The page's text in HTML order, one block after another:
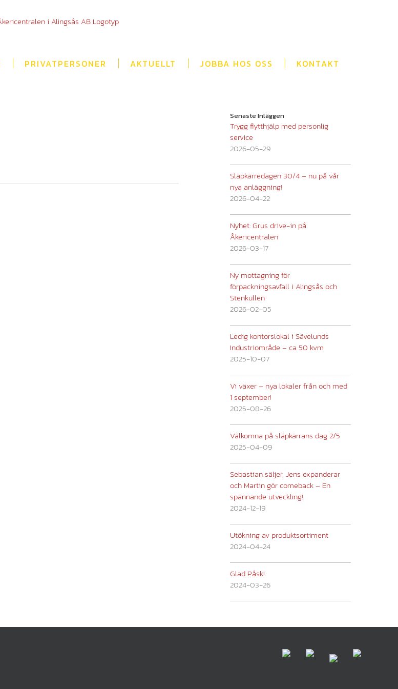
PRIVATPERSONER AKTUELLT JOBBA HOS OSS KONTAKT
Senaste Inläggen
Trygg flytthjälp med personlig
service
2026-05-29
Släpkärredagen 30/4 – nu på vår
nya anläggning!
2026-04-22
Nyhet: Grus drive-in på
Åkericentralen
2026-03-17
Ny mottagning för
förpackningsavfall i Alingsås och
Stenkullen
2026-02-05
Ledig kontorslokal i Sävelunds
Industriområde – ca 50 kvm
2025-10-07
Vi växer – nya lokaler från och med
1 september!
2025-08-26
Välkomna på släpkärrans dag 2/5
2025-04-09
Sebastian säljer, Jens expanderar
och Martin gör comeback – En
spännande utveckling!
2024-12-19
Utökning av produktsortiment
2024-04-24
Glad Påsk!
2024-03-26